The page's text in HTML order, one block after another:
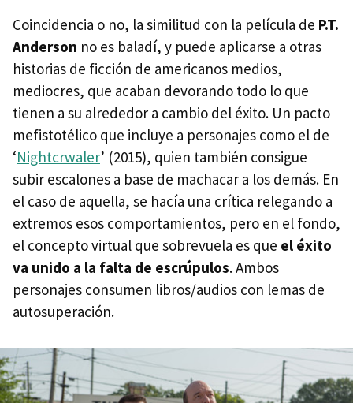
Coincidencia o no, la similitud con la película de P.T.
Anderson no es baladí, y puede aplicarse a otras
historias de ficción de americanos medios,
mediocres, que acaban devorando todo lo que
tienen a su alrededor a cambio del éxito. Un pacto
mefistotélico que incluye a personajes como el de
‘Nightcrwaler’ (2015), quien también consigue
subir escalones a base de machacar a los demás. En
el caso de aquella, se hacía una crítica relegando a
extremos esos comportamientos, pero en el fondo,
el concepto virtual que sobrevuela es que el éxito
va unido a la falta de escrúpulos. Ambos
personajes consumen libros/audios con lemas de
autosuperación.